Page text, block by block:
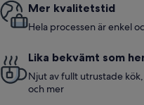
Mer kvalitetstid
Hela processen är enkel
Lika bekvämt som
Njut av fullt utrustade
och mer